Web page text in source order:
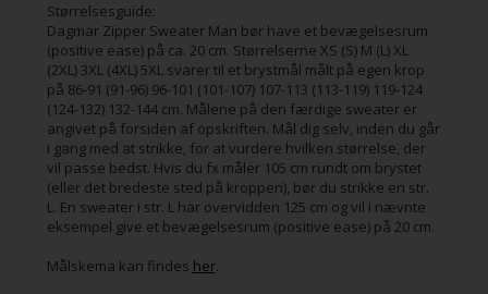
Størrelsesguide:
Dagmar Zipper Sweater Man bør have et bevægelsesrum
(positive ease) på ca. 20 cm. Størrelserne XS (S) M (L) XL
(2XL) 3XL (4XL) 5XL svarer til et brystmål målt på egen krop
på 86-91 (91-96) 96-101 (101-107) 107-113 (113-119) 119-124
(124-132) 132-144 cm. Målene på den færdige sweater er
angivet på forsiden af opskriften. Mål dig selv, inden du går
i gang med at strikke, for at vurdere hvilken størrelse, der
vil passe bedst. Hvis du fx måler 105 cm rundt om brystet
(eller det bredeste sted på kroppen), bør du strikke en str.
L. En sweater i str. L har overvidden 125 cm og vil i nævnte
eksempel give et bevægelsesrum (positive ease) på 20 cm.
Målskema kan findes her.